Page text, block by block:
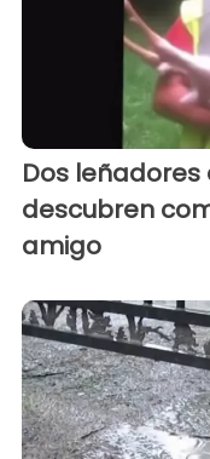
Dos
descubren
amigo